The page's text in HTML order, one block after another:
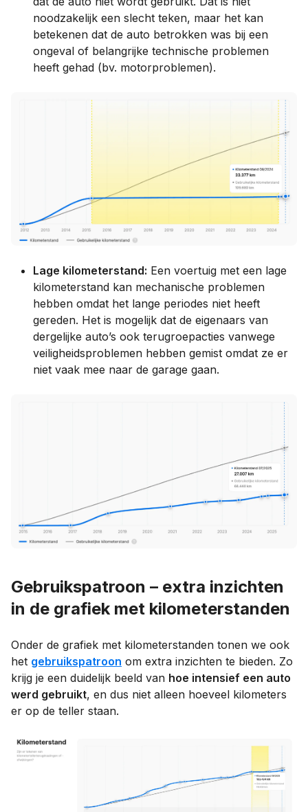
noodzakelijk een slecht teken, maar het kan
betekenen dat de auto betrokken was bij een
ongeval of belangrijke technische problemen
heeft gehad (bv. motorproblemen).
Lage kilometerstand: Een voertuig met een lage
kilometerstand kan mechanische problemen
hebben omdat het lange periodes niet heeft
gereden. Het is mogelijk dat de eigenaars van
dergelijke auto’s ook terugroepacties vanwege
veiligheidsproblemen hebben gemist omdat ze er
niet vaak mee naar de garage gaan.
Gebruikspatroon – extra inzichten
in de grafiek met kilometerstanden
Onder de grafiek met kilometerstanden tonen we ook
het gebruikspatroon om extra inzichten te bieden. Zo
krijg je een duidelijk beeld van hoe intensief een auto
werd gebruikt, en dus niet alleen hoeveel kilometers
er op de teller staan.